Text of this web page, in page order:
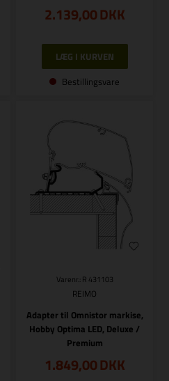
2.139,00DKK
Bestillingsvare
Varenr.: R 431103
REIMO
Adapter til Omnistor markise,
Hobby Optima LED, Deluxe /
Premium
1.849,00DKK